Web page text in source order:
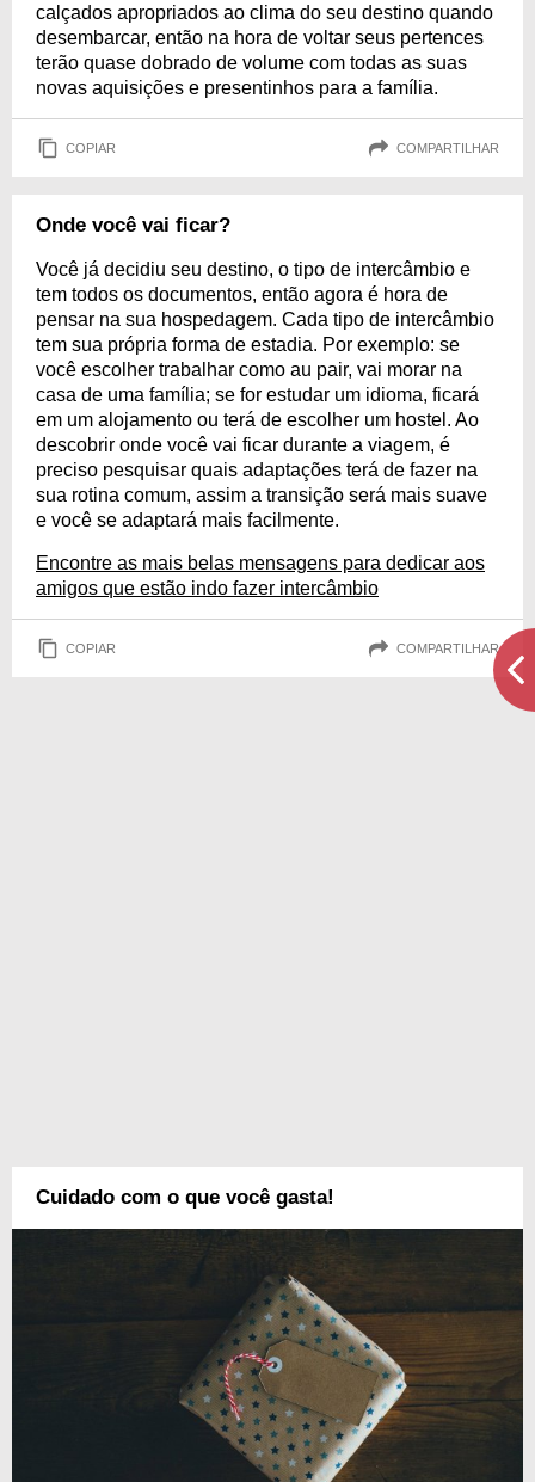
calçados apropriados ao clima do seu destino quando
desembarcar, então na hora de voltar seus pertences
terão quase dobrado de volume com todas as suas
novas aquisições e presentinhos para a família.
COPIAR COMPARTILHAR
Onde você vai ficar?
Você já decidiu seu destino, o tipo de intercâmbio e
tem todos os documentos, então agora é hora de
pensar na sua hospedagem. Cada tipo de intercâmbio
tem sua própria forma de estadia. Por exemplo: se
você escolher trabalhar como au pair, vai morar na
casa de uma família; se for estudar um idioma, ficará
em um alojamento ou terá de escolher um hostel. Ao
descobrir onde você vai ficar durante a viagem, é
preciso pesquisar quais adaptações terá de fazer na
sua rotina comum, assim a transição será mais suave
e você se adaptará mais facilmente.
Encontre as mais belas mensagens para dedicar aos
amigos que estão indo fazer intercâmbio
COPIAR COMPARTILHAR
Cuidado com o que você gasta!